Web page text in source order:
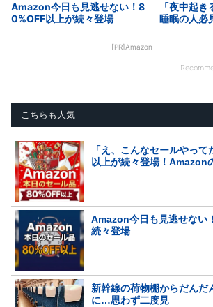
Amazon今日も見逃せない！8
0%OFF以上が続々登場
[PR]Amazon
「夜中起
睡眠の人必
こちらも人気
「え、こんなセールやっ
以上が続々登場！Amazon
Amazon今日も見逃せない
続々登場
新幹線の荷物棚からだんだ
に…思わず二度見